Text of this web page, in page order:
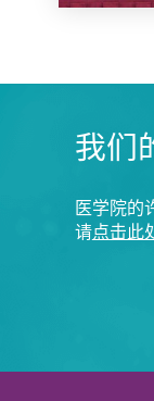
我们
医学院的
请点击此